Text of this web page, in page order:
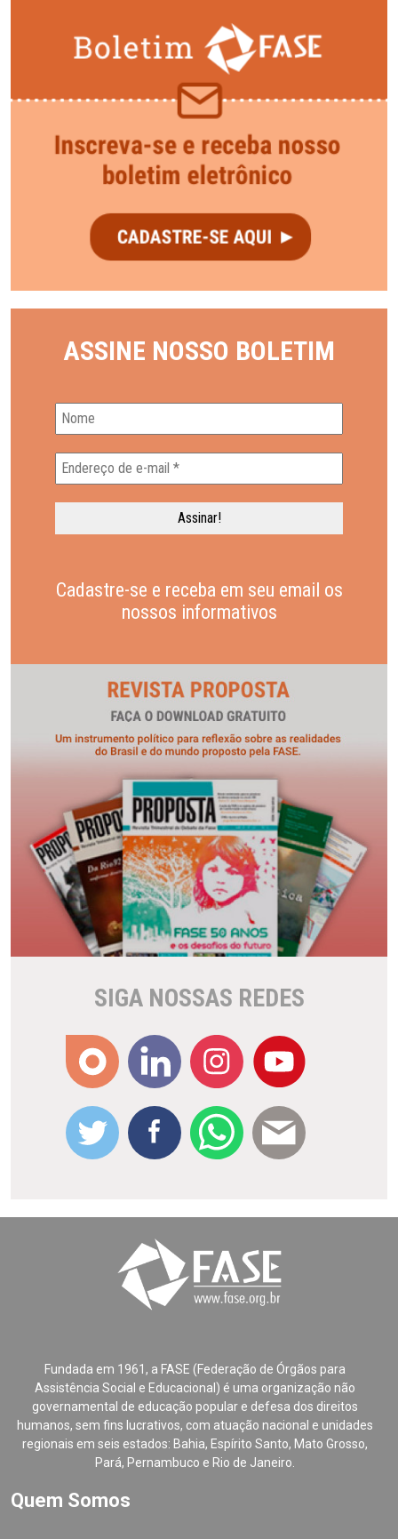
ASSINE NOSSO BOLETIM
Cadastre-se e receba em seu email os
nossos informativos
SIGA NOSSAS REDES
Fundada em 1961, a FASE (Federação de Órgãos para
Assistência Social e Educacional) é uma organização não
governamental de educação popular e defesa dos direitos
humanos, sem fins lucrativos, com atuação nacional e unidades
regionais em seis estados: Bahia, Espírito Santo, Mato Grosso,
Pará, Pernambuco e Rio de Janeiro.
Quem Somos